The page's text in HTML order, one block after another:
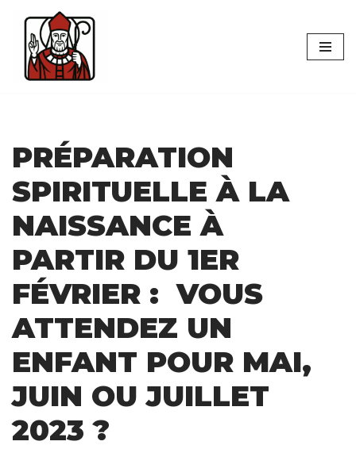
Aller
contenu
PRÉPARATION
SPIRITUELLE À LA
NAISSANCE À
PARTIR DU 1ER
FÉVRIER : VOUS
ATTENDEZ UN
ENFANT POUR MAI,
JUIN OU JUILLET
2023 ?